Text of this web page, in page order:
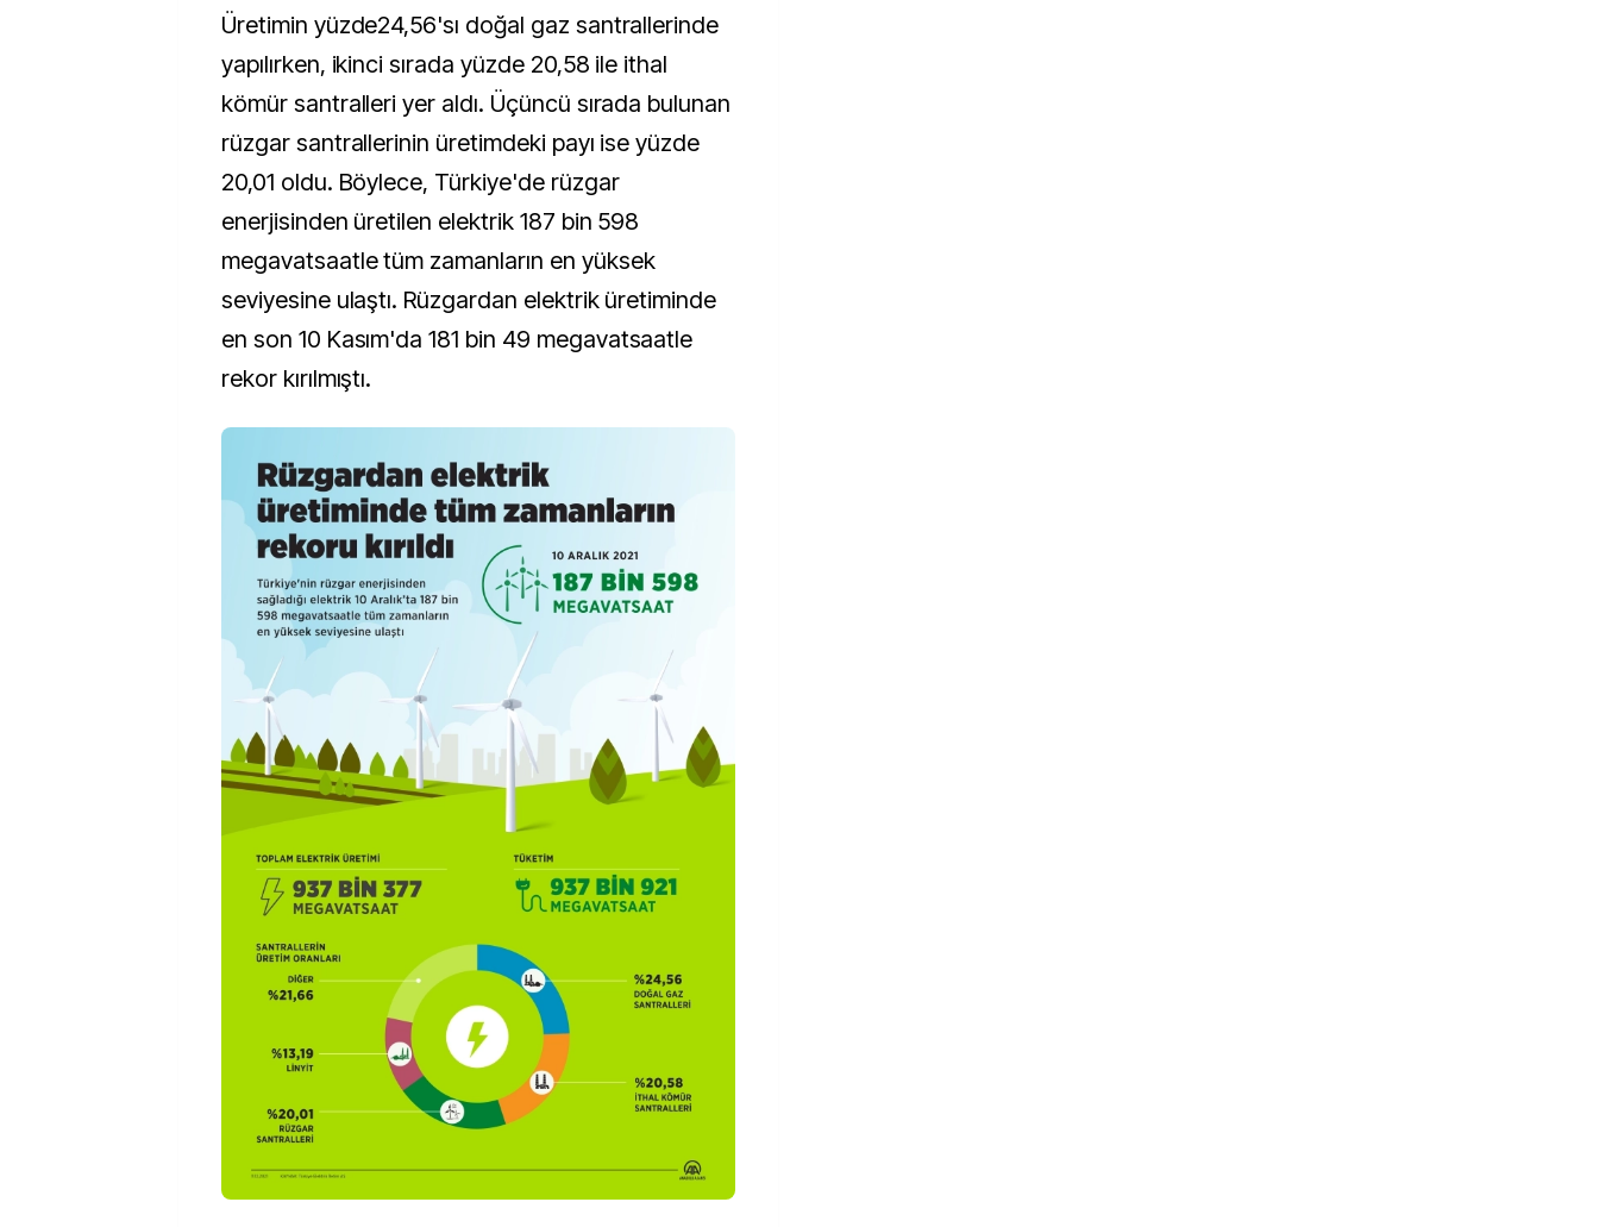
Üretimin yüzde24,56'sı doğal gaz santrallerinde
yapılırken, ikinci sırada yüzde 20,58 ile ithal
kömür santralleri yer aldı. Üçüncü sırada bulunan
rüzgar santrallerinin üretimdeki payı ise yüzde
20,01 oldu. Böylece, Türkiye'de rüzgar
enerjisinden üretilen elektrik 187 bin 598
megavatsaatle tüm zamanların en yüksek
seviyesine ulaştı. Rüzgardan elektrik üretiminde
en son 10 Kasım'da 181 bin 49 megavatsaatle
rekor kırılmıştı.